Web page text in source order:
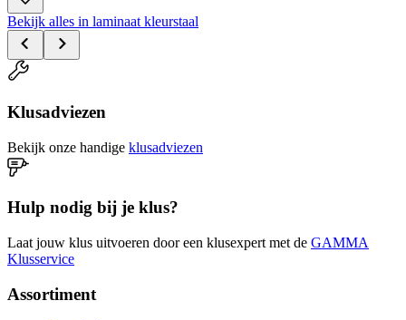
Bekijk alles in laminaat kleurstaal
Klusadviezen
Bekijk onze handige klusadviezen
Hulp nodig bij je klus?
Laat jouw klus uitvoeren door een klusexpert met de GAMMA
Klusservice
Assortiment